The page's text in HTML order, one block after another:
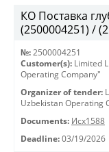
КО Поставка
(2500004251) /
№: 2500004251
Customer(s): Limited
Operating Company"
Organizer of tender:
Uzbekistan Operating
Documents: Исх1588
Deadline: 03/19/2026